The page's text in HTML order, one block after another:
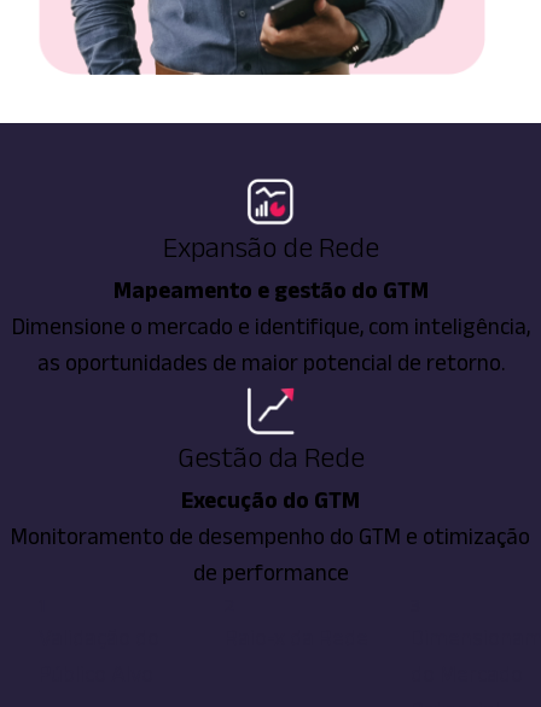
Expansão de Rede
Mapeamento e gestão do GTM
Dimensione o mercado e identifique, com inteligência,
as oportunidades de maior potencial de retorno.
Gestão da Rede
Execução do GTM
Monitoramento de desempenho do GTM e otimização
de performance